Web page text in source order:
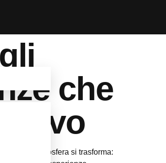
che
vivo
l’atmosfera si trasforma: